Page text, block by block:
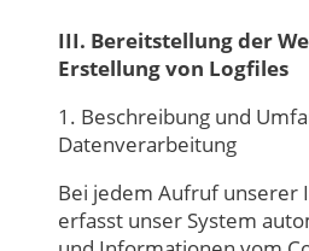
III. Bereitstellung der
Erstellung von Logfiles
1. Beschreibung und
Datenverarbeitung
Bei jedem Aufruf unserer
erfasst unser System